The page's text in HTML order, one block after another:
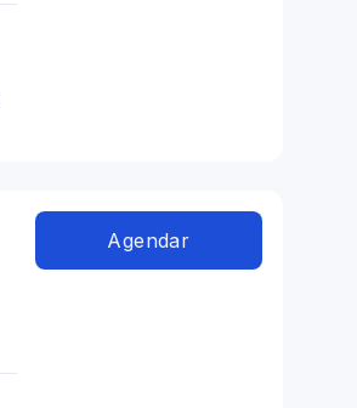
Agendar